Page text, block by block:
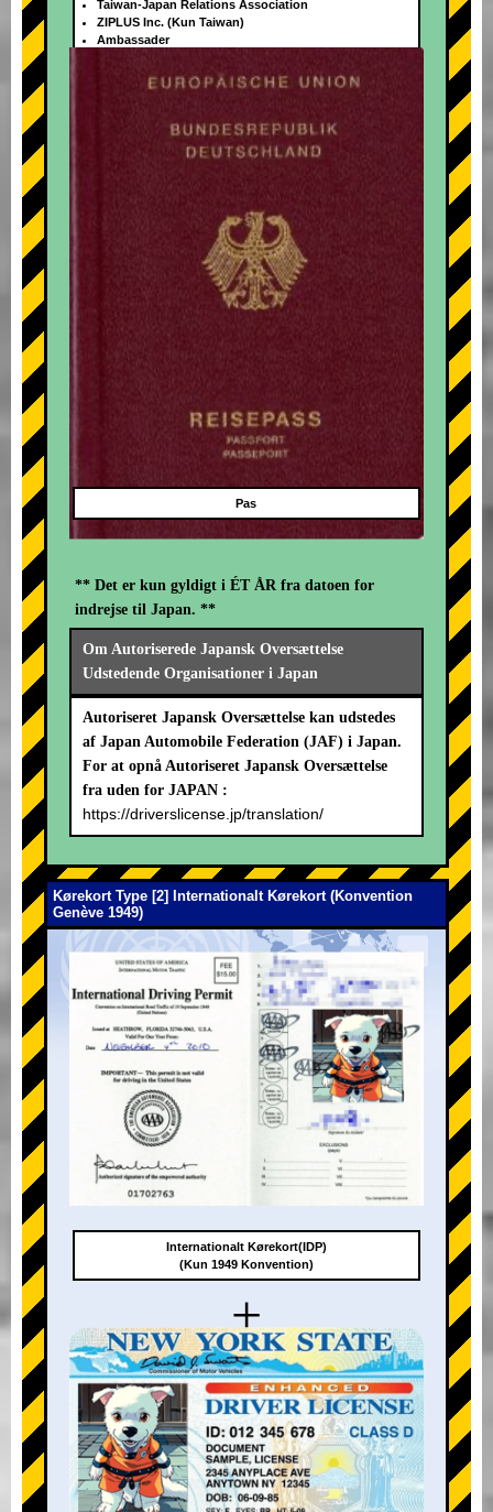
+
Taiwan-Japan Relations Association
ZIPLUS Inc. (Kun Taiwan)
Ambassader
Pas
** Det er kun gyldigt i ÉT ÅR fra datoen for
indrejse til Japan. **
Om Autoriserede Japansk Oversættelse
Udstedende Organisationer i Japan
Autoriseret Japansk Oversættelse kan udstedes
af Japan Automobile Federation (JAF) i Japan.
For at opnå Autoriseret Japansk Oversættelse
fra uden for JAPAN :
https://driverslicense.jp/translation/
Kørekort Type [2] Internationalt Kørekort (Konvention
Genève 1949)
+
Internationalt Kørekort(IDP)
(Kun 1949 Konvention)